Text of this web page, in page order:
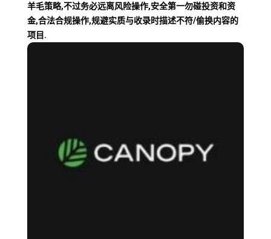
羊毛策略,不过务必远离风险操作,安全第一勿碰投资和资
金,合法合规操作,规避实质与收录时描述不符/偷换内容的
项目.